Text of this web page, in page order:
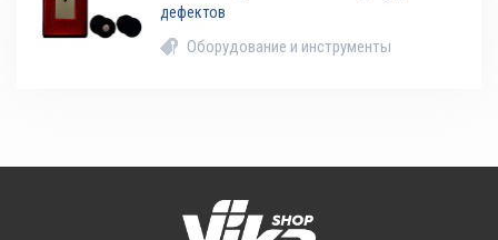
дефектов
Оборудование и инструменты